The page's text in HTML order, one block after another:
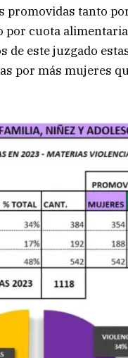
promovidas tanto
por cuota
de este juzgado
por más mujeres